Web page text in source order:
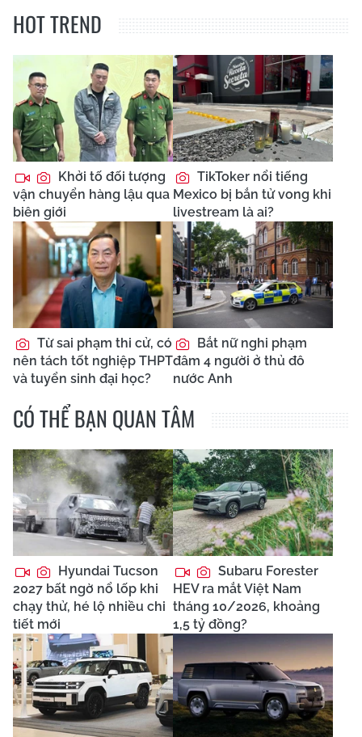
HOT TREND
Khởi tố đối tượng
vận chuyển hàng lậu qua
biên giới
TikToker nổi tiếng
Mexico bị bắn tử vong khi
livestream là ai?
Từ sai phạm thi cử, có
nên tách tốt nghiệp THPT
và tuyển sinh đại học?
Bắt nữ nghi phạm
đâm 4 người ở thủ đô
nước Anh
CÓ THỂ BẠN QUAN TÂM
Hyundai Tucson
2027 bất ngờ nổ lốp khi
chạy thử, hé lộ nhiều chi
tiết mới
Subaru Forester
HEV ra mắt Việt Nam
tháng 10/2026, khoảng
1,5 tỷ đồng?